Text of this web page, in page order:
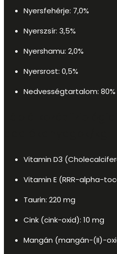
Nyersfehérje: 7,0%
Nyerszsír: 3,5%
Nyershamu: 2,0%
Nyersrost: 0,5%
Nedvességtartalom: 80%
Vitamin D3
Vitamin E (RRR-alpha-
Taurin: 220 mg
Cink (cink-oxid): 10 mg
Mangán (mangán-(II)-